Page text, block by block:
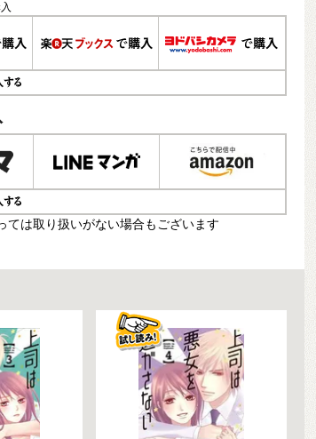
ては取り扱いがない場合もございます